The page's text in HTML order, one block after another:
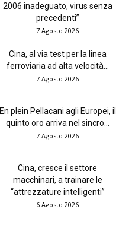
2006 inadeguato, virus senza
precedenti”
7 Agosto 2026
Cina, al via test per la linea
ferroviaria ad alta velocità...
7 Agosto 2026
En plein Pellacani agli Europei, il
quinto oro arriva nel sincro...
7 Agosto 2026
Cina, cresce il settore
macchinari, a trainare le
“attrezzature intelligenti”
6 Agosto 2026